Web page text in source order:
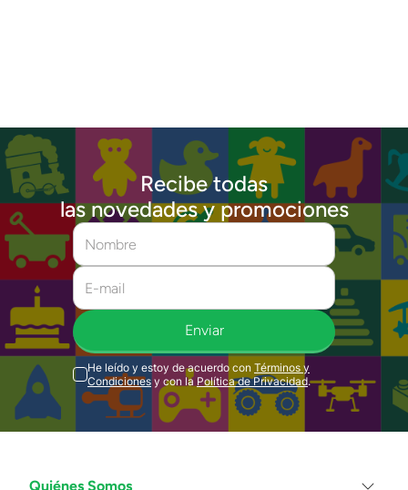
Recibe todas
las novedades y promociones
Enviar
He leído y estoy de acuerdo con Términos y
Condiciones y con la Política de Privacidad.
Quiénes Somos